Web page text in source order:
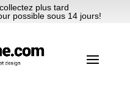
plus tard
possible sous 14 jours!